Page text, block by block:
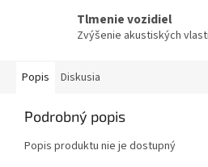
Tlmenie vozidiel
Zvýšenie akustiských
Popis Diskusia
Podrobný popis
Popis produktu nie je dostupný